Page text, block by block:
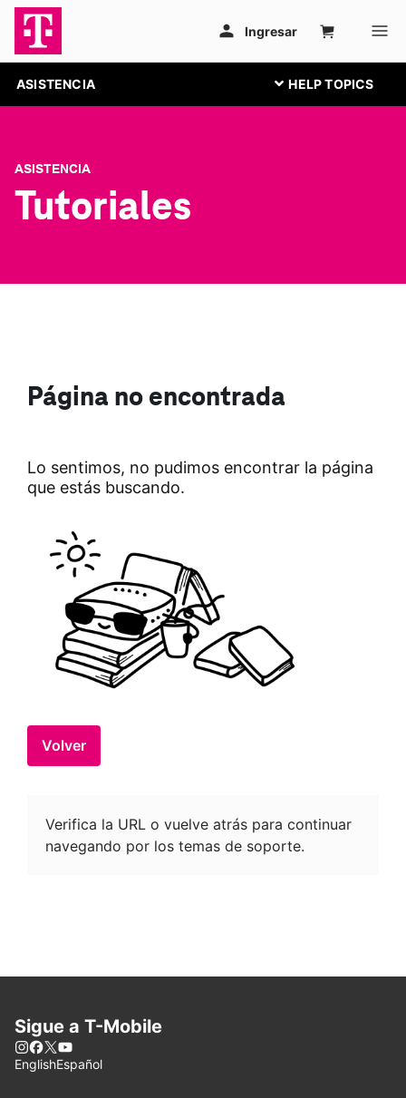
ASISTENCIA
ASISTENCIA
Tutoriales